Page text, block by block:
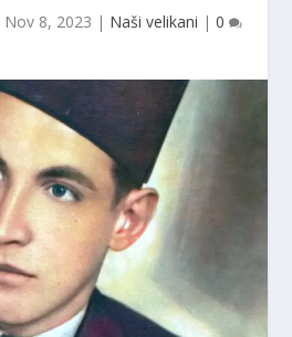
Nov 8, 2023 | Naši velikani | 0